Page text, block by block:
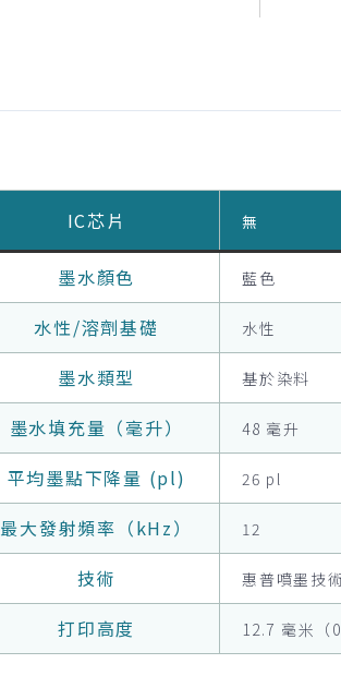
IC芯片 無
墨水顏色 藍色
水性/溶劑基礎 水性
墨水類型 基於染料
墨水填充量（毫升） 48 毫升
平均墨點下降量 (pl) 26 pl
最大發射頻率（kHz） 12
技術 惠普噴墨技
打印高度 12.7 毫米（